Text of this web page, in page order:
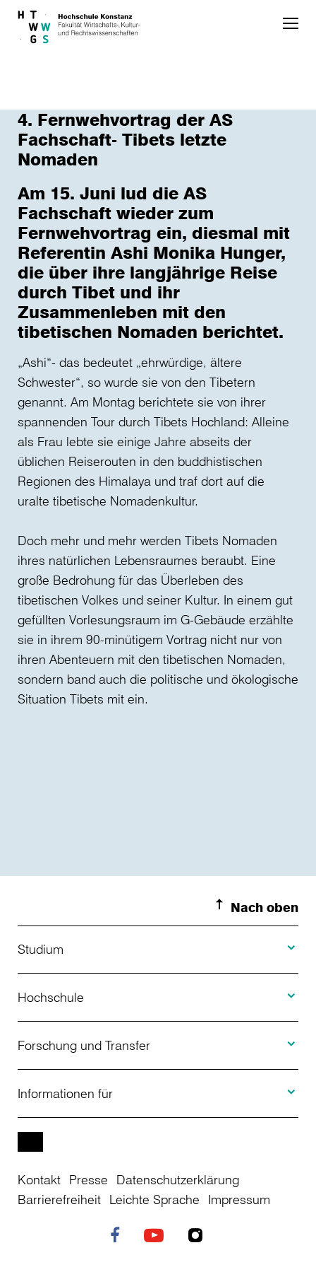
Skip to main content
4. Fernwehvortrag der AS
Fachschaft- Tibets letzte
Nomaden
Am 15. Juni lud die AS
Fachschaft wieder zum
Fernwehvortrag ein, diesmal mit
Referentin Ashi Monika Hunger,
die über ihre langjährige Reise
durch Tibet und ihr
Zusammenleben mit den
tibetischen Nomaden berichtet.
„Ashi“- das bedeutet „ehrwürdige, ältere
Schwester“, so wurde sie von den Tibetern
genannt. Am Montag berichtete sie von ihrer
spannenden Tour durch Tibets Hochland: Alleine
als Frau lebte sie einige Jahre abseits der
üblichen Reiserouten in den buddhistischen
Regionen des Himalaya und traf dort auf die
uralte tibetische Nomadenkultur.
Doch mehr und mehr werden Tibets Nomaden
ihres natürlichen Lebensraumes beraubt. Eine
große Bedrohung für das Überleben des
tibetischen Volkes und seiner Kultur. In einem gut
gefüllten Vorlesungsraum im G-Gebäude erzählte
sie in ihrem 90-minütigem Vortrag nicht nur von
ihren Abenteuern mit den tibetischen Nomaden,
sondern band auch die politische und ökologische
Situation Tibets mit ein.
Nach oben
Studium
Studienangebot
Bewerbung
Studienberatung
Weiterbildung
Studienkolleg
Hochschule
Über uns
Aktuelles
Einrichtungen
Stellenangebote
Forschung und Transfer
Projekte
Informationen für
Studierende
Kontakt Presse
Datenschutzerklärung
Barrierefreiheit Leichte Sprache Impressum